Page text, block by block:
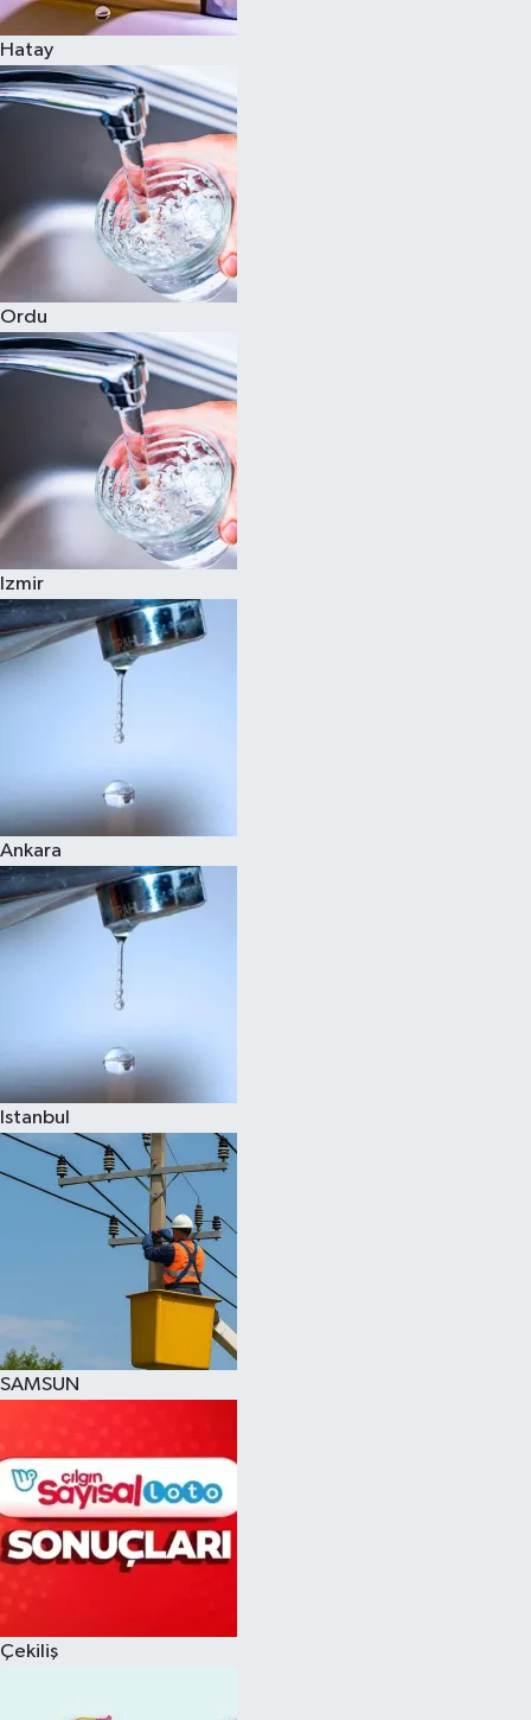
Hatay
Ordu
Izmir
Ankara
Istanbul
SAMSUN
Çekiliş